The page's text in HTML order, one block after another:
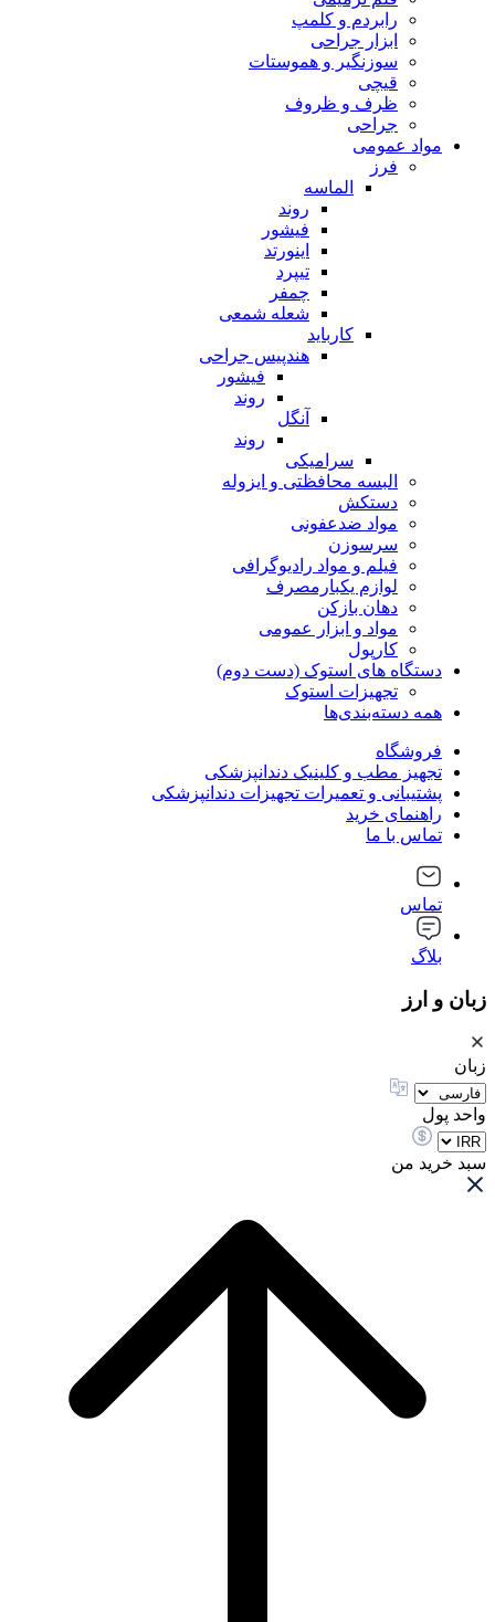
رابردم و کلمپ
ابزار جراحی
سوزنگیر و هموستات
قیچی
ظرف و ظروف
جراحی
مواد عمومی
فرز
الماسه
روند
فیشور
اینورتد
تیپرد
چمفر
شعله شمعی
کارباید
هندپیس جراحی
فیشور
روند
آنگل
روند
سرامیکی
البسه محافظتی و ایزوله
دستکش
مواد ضدعفونی
سرسوزن
فیلم و مواد رادیوگرافی
لوازم یکبارمصرف
دهان بازکن
مواد و ابزار عمومی
کارپول
دستگاه های استوک (دست دوم)
تجهیزات استوک
همه دسته‌بندی‌ها
فروشگاه
تجهیز مطب و کلینیک دندانپزشکی
پشتیبانی و تعمیرات تجهیزات دندانپزشکی
راهنمای خرید
تماس با ما
تماس
بلاگ
زبان و ارز
زبان
واحد پول
سبد خرید من